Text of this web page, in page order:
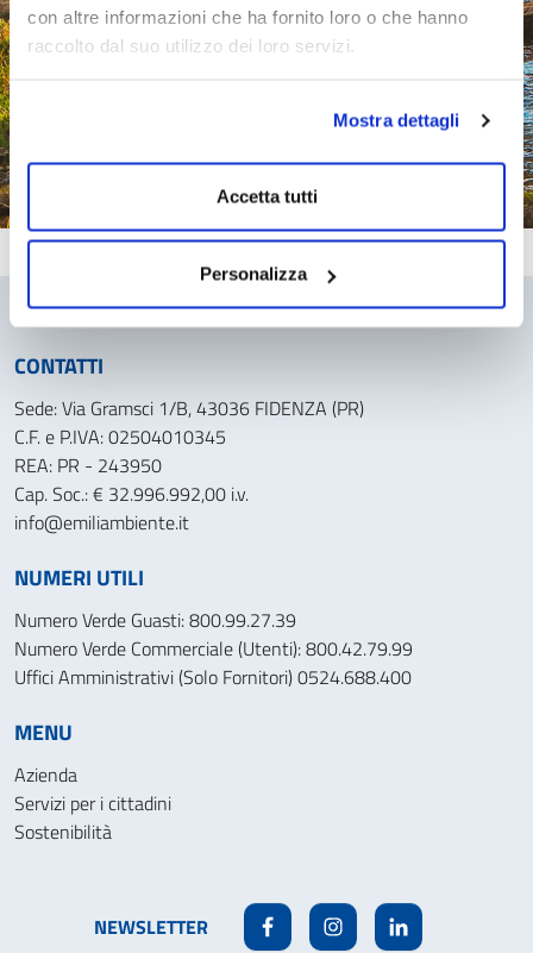
con altre informazioni che ha fornito loro o che hanno
raccolto dal suo utilizzo dei loro servizi.
Mostra dettagli
Accetta tutti
Personalizza
CONTATTI
Sede: Via Gramsci 1/B, 43036 FIDENZA (PR)
C.F. e P.IVA: 02504010345
REA: PR - 243950
Cap. Soc.: € 32.996.992,00 i.v.
info@emiliambiente.it
NUMERI UTILI
Numero Verde Guasti: 800.99.27.39
Numero Verde Commerciale (Utenti): 800.42.79.99
Uffici Amministrativi (Solo Fornitori) 0524.688.400
MENU
Azienda
Servizi per i cittadini
Sostenibilità
NEWSLETTER FacebookInstagramLinkedin